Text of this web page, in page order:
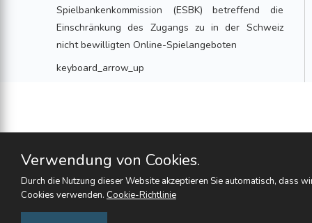
Spielbankenkommission (ESBK) betreffend die
Einschränkung des Zugangs zu in der Schweiz
nicht bewilligten Online-Spielangeboten
keyboard_arrow_up
Verwendung von Cookies.
Durch die Nutzung dieser Website akzeptieren Sie automatisch, dass
Cookies verwenden. Cookie-Richtlinie